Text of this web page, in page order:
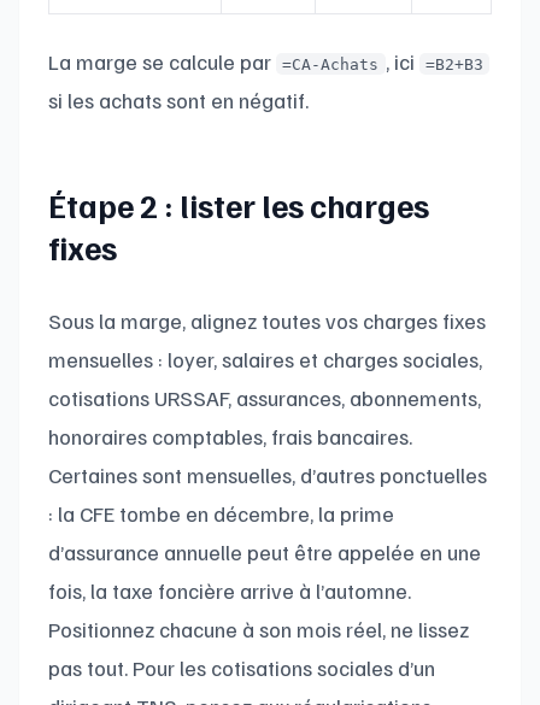
La marge se calcule par =CA-Achats , ici =B2+B3
si les achats sont en négatif.
Étape 2 : lister les charges
fixes
Sous la marge, alignez toutes vos charges fixes
mensuelles : loyer, salaires et charges sociales,
cotisations URSSAF, assurances, abonnements,
honoraires comptables, frais bancaires.
Certaines sont mensuelles, d’autres ponctuelles
: la CFE tombe en décembre, la prime
d’assurance annuelle peut être appelée en une
fois, la taxe foncière arrive à l’automne.
Positionnez chacune à son mois réel, ne lissez
pas tout. Pour les cotisations sociales d’un